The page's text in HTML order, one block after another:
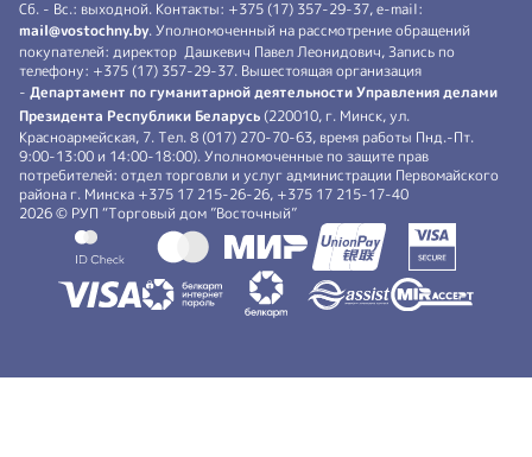
Сб. - Вс.: выходной. Контакты: +375 (17) 357-29-37, e-mail:
mail@vostochny.by. Уполномоченный на рассмотрение обращений
покупателей: директор Дашкевич Павел Леонидович, Запись по
телефону: +375 (17) 357-29-37. Вышестоящая организация
- Департамент по гуманитарной деятельности Управления делами
Президента Республики Беларусь (220010, г. Минск, ул.
Красноармейская, 7. Тел. 8 (017) 270-70-63, время работы Пнд.-Пт.
9:00-13:00 и 14:00-18:00). Уполномоченные по защите прав
потребителей: отдел торговли и услуг администрации Первомайского
района г. Минска +375 17 215-26-26, +375 17 215-17-40
2026 © РУП “Торговый дом ”Восточный”